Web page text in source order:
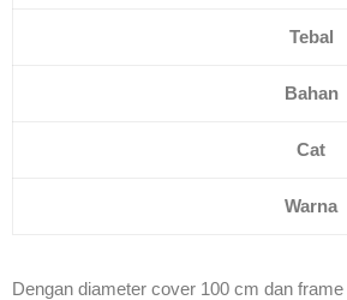
Tebal
Bahan
Cat
Warna
Dengan diameter cover 100 cm dan